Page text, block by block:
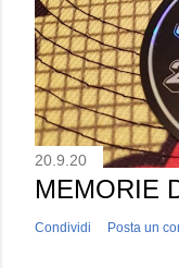
20.9.20
MEMORIE
Condividi Posta un